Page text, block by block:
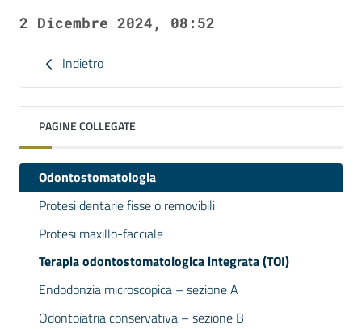
Indietro
PAGINE COLLEGATE
Odontostomatologia
Protesi dentarie fisse o removibili
Protesi maxillo-facciale
Terapia odontostomatologica integrata (TOI)
Endodonzia microscopica – sezione A
Odontoiatria conservativa – sezione B
2 Dicembre 2024, 08:52